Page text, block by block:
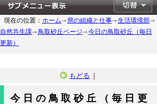
現在の位置： ホーム 県の組織と仕事
生活環境部
自然共生課
鳥取砂丘ページ
今日の鳥取砂丘（毎日
更新）
もどる ｜
今日の鳥取砂丘（毎日更